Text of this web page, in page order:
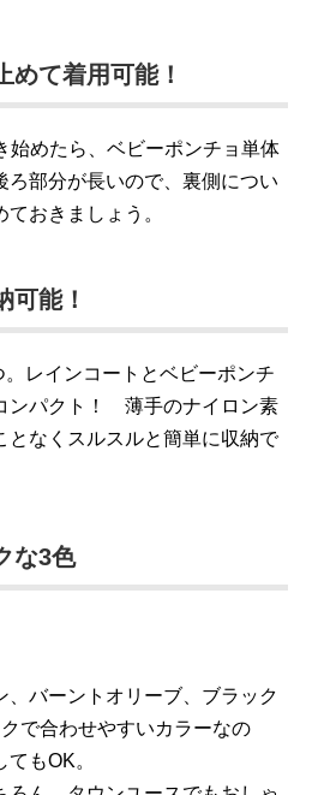
めて着用可能！
始めたら、ベビーポンチョ単体
ろ部分が長いので、裏側につい
おきましょう。
可能！
レインコートとベビーポンチ
ンパクト！ 薄手のナイロン素
となくスルスルと簡単に収納で
な3色
、バーントオリーブ、ブラック
で合わせやすいカラーなの
もOK。